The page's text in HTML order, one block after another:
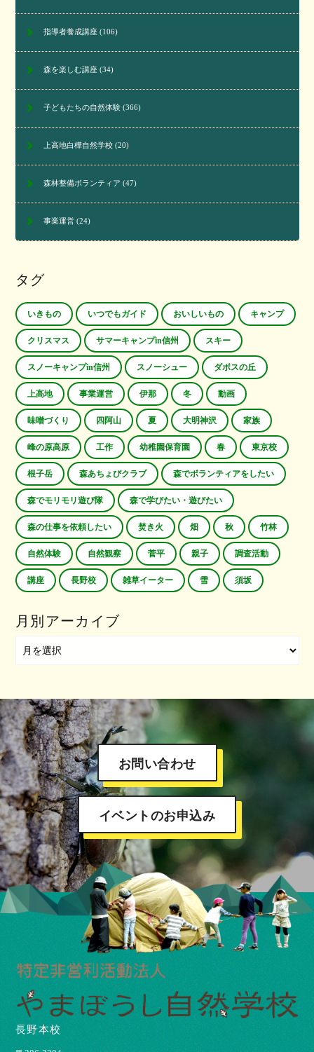
指導者養成講座(106)
森を楽しむ講座(34)
子どもたちの自然体験(366)
上高地白樺自然学校(20)
森林整備ボランティア (47)
事業運営(24)
タグ
いきもの いつでもガイド おいしいもの キャンプ
クリスマス サマーキャンプin信州 スキー
スノーキャンプin信州 スノーシュー ダボスの丘
上高地 事業運営 伊那 冬 動画
味噌づくり 四阿山 夏 大明神沢 家族
峰の原高原 工作 幼稚園保育園 春 東京校
根子岳 森あちょびクラブ 森でボランティアをしたい
森でモリモリ遊び隊 森で学びたい・遊びたい
森の仕事を依頼したい 焚き火 畑 秋 竹林
自然体験 自然観察 菅平 親子 調査活動
講座 長野校 雑草イーター 雪 須坂
月別アーカイブ
お問い合わせ
イベントのお申込み
長野本校